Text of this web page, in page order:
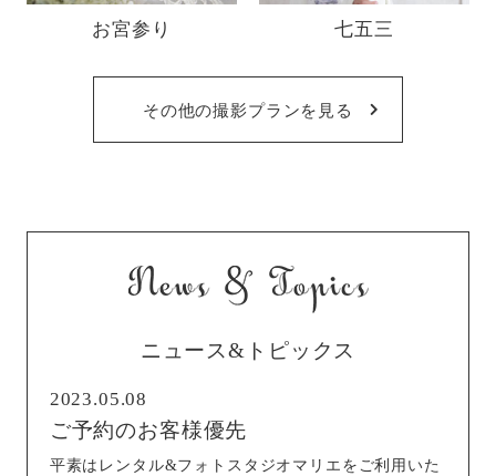
お宮参り 七五三
その他の撮影プランを見る
ニュース&トピックス
2023.05.08
ご予約のお客様優先
平素はレンタル&フォトスタジオマリエをご利用いた